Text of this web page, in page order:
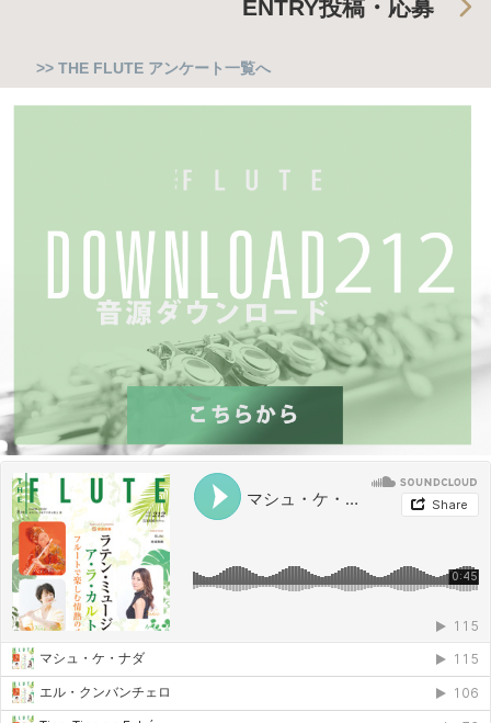
ENTRY投稿・応募
>> THE FLUTE アンケート一覧へ